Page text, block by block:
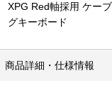
XPG Red軸採用 ケー
グキーボード
商品詳細・仕様情報